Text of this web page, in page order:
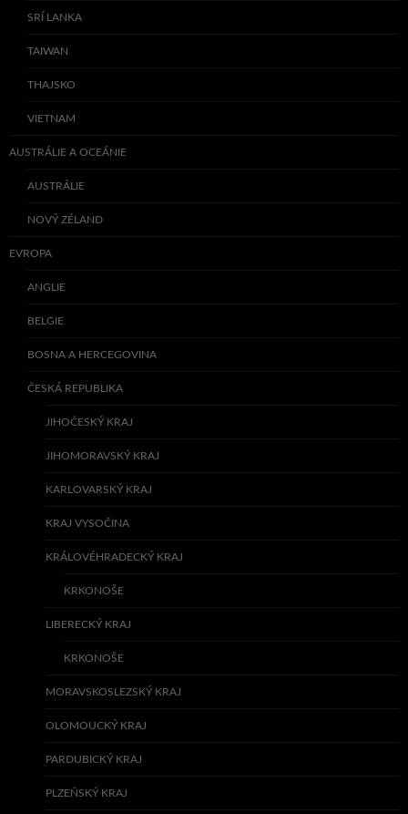
SRÍ LANKA
TAIWAN
THAJSKO
VIETNAM
AUSTRÁLIE A OCEÁNIE
AUSTRÁLIE
NOVÝ ZÉLAND
EVROPA
ANGLIE
BELGIE
BOSNA A HERCEGOVINA
ČESKÁ REPUBLIKA
JIHOČESKÝ KRAJ
JIHOMORAVSKÝ KRAJ
KARLOVARSKÝ KRAJ
KRAJ VYSOČINA
KRÁLOVÉHRADECKÝ KRAJ
KRKONOŠE
LIBERECKÝ KRAJ
KRKONOŠE
MORAVSKOSLEZSKÝ KRAJ
OLOMOUCKÝ KRAJ
PARDUBICKÝ KRAJ
PLZEŇSKÝ KRAJ